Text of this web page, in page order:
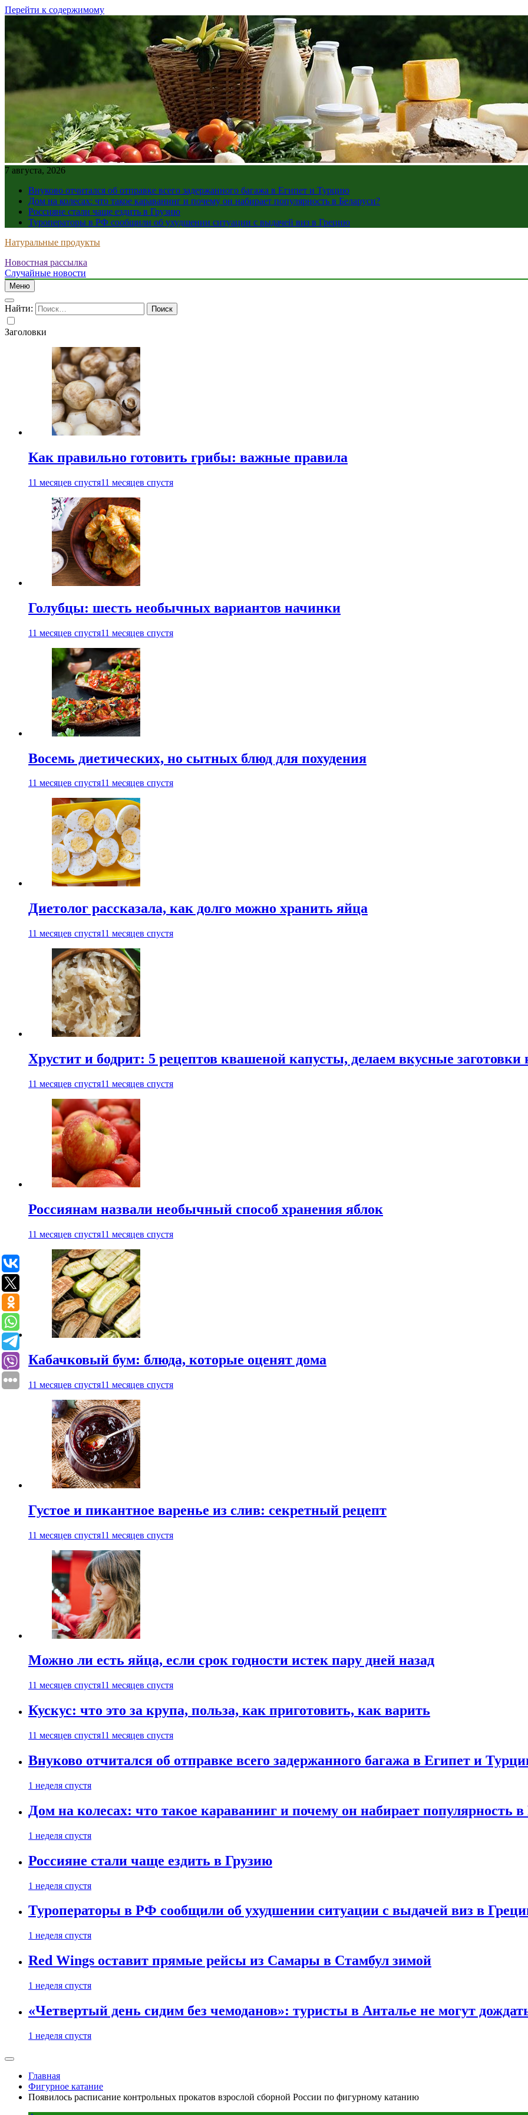
Перейти к содержимому
7 августа, 2026
Внуково отчитался об отправке всего задержанного багажа в Египет и Турцию
Дом на колесах: что такое караванинг и почему он набирает популярность в Беларуси?
Россияне стали чаще ездить в Грузию
Туроператоры в РФ сообщили об ухудшении ситуации с выдачей виз в Грецию
Натуральные продукты
Новостная рассылка
Случайные новости
Меню
Найти:
Заголовки
Как правильно готовить грибы: важные правила
11 месяцев спустя11 месяцев спустя
Голубцы: шесть необычных вариантов начинки
11 месяцев спустя11 месяцев спустя
Восемь диетических, но сытных блюд для похудения
11 месяцев спустя11 месяцев спустя
Диетолог рассказала, как долго можно хранить яйца
11 месяцев спустя11 месяцев спустя
Хрустит и бодрит: 5 рецептов квашеной капусты, делаем вкусные заготовки
11 месяцев спустя11 месяцев спустя
Россиянам назвали необычный способ хранения яблок
11 месяцев спустя11 месяцев спустя
Кабачковый бум: блюда, которые оценят дома
11 месяцев спустя11 месяцев спустя
Густое и пикантное варенье из слив: секретный рецепт
11 месяцев спустя11 месяцев спустя
Можно ли есть яйца, если срок годности истек пару дней назад
11 месяцев спустя11 месяцев спустя
Кускус: что это за крупа, польза, как приготовить, как варить
11 месяцев спустя11 месяцев спустя
Внуково отчитался об отправке всего задержанного багажа в Египет и
1 неделя спустя
Дом на колесах: что такое караванинг и почему он набирает популярность в
1 неделя спустя
Россияне стали чаще ездить в Грузию
1 неделя спустя
Туроператоры в РФ сообщили об ухудшении ситуации с выдачей виз в
1 неделя спустя
Red Wings оставит прямые рейсы из Самары в Стамбул зимой
1 неделя спустя
«Четвертый день сидим без чемоданов»: туристы в Анталье не могут
1 неделя спустя
Главная
Фигурное катание
Появилось расписание контрольных прокатов взрослой сборной России по фигурному катанию